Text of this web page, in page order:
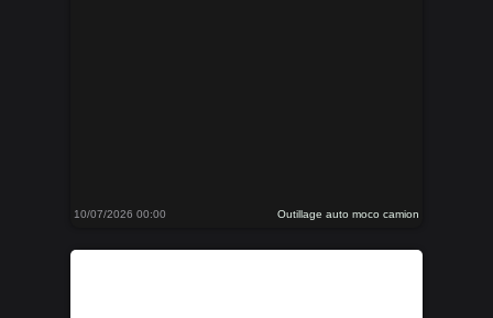
10/07/2026 00:00 Outillage auto moco camion